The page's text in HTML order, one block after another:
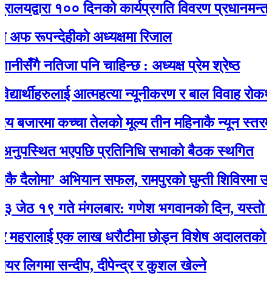
१०० दिनको कार्यप्रगति विवरण प्रधानमन्त्री
रूपन्देहीकाे अध्यक्षमा रिजाल
नतिजा पनि चाहिन्छ : अध्यक्ष प्रेम श्रेष्ठ
आत्महत्या न्यूनीकरण र बाल विवाह
बजारमा कच्चा तेलको मूल्य तीन महिनाकै न्यून स्तरमा
भएपछि प्रतिनिधि सभाको बैठक स्थगित
अभियान सफल, रामपुरको घुम्ती शिविरमा
गते मंगलबार: गणेश भगवानकाे दिन, यस्ताे छ
एक लाख धरौटीमा छोड्न विशेष अदालतको
लिगमा सन्दीप, दीपेन्द्र र कुशल खेल्ने